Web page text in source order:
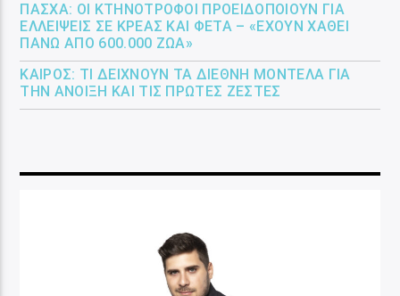
ΠΆΣΧΑ: ΟΙ ΚΤΗΝΟΤΡΌΦΟΙ ΠΡΟΕΙΔΟΠΟΙΟΎΝ ΓΙΑ
ΕΛΛΕΊΨΕΙΣ ΣΕ ΚΡΈΑΣ ΚΑΙ ΦΈΤΑ – «ΈΧΟΥΝ ΧΑΘΕΊ
ΠΆΝΩ ΑΠΌ 600.000 ΖΏΑ»
ΚΑΙΡΌΣ: ΤΙ ΔΕΊΧΝΟΥΝ ΤΑ ΔΙΕΘΝΉ ΜΟΝΤΈΛΑ ΓΙΑ
ΤΗΝ ΆΝΟΙΞΗ ΚΑΙ ΤΙΣ ΠΡΏΤΕΣ ΖΈΣΤΕΣ